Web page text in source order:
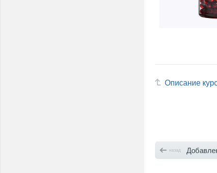
Описание
назад Добавление